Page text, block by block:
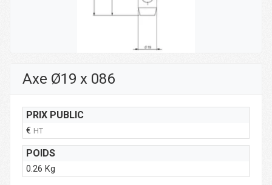
Axe Ø19 x 086
PRIX PUBLIC
€ HT
POIDS
0.26 Kg